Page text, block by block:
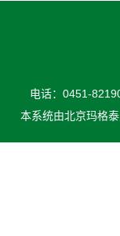
电话：0451-
本系统由北京玛格